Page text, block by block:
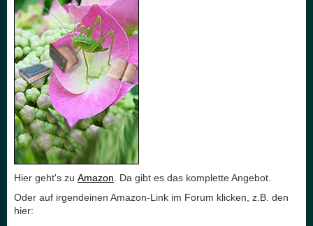
Hier geht's zu Amazon . Da gibt es das komplette Angebot.
Oder auf irgendeinen Amazon-Link im Forum klicken, z.B. den
hier: